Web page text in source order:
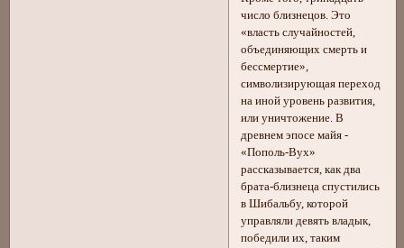
число близнецов. Это
«власть случайностей,
объединяющих смерть и
бессмертие»,
символизирующая переход
на иной уровень развития,
или уничтожение. В
древнем эпосе майя -
«Пополь-Вух»
рассказывается, как два
брата-близнеца спустились
в Шибальбу, которой
управляли девять владык,
победили их, таким